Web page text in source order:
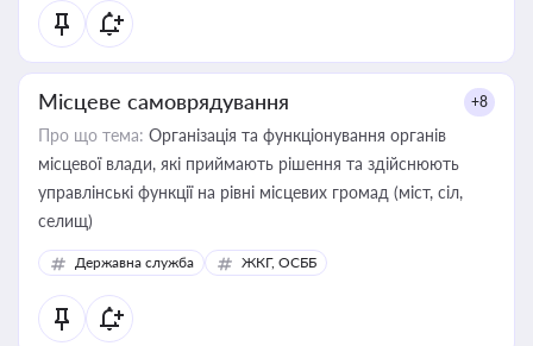
Місцеве самоврядування +8
Про що тема: Організація та функціонування органів
місцевої влади, які приймають рішення та здійснюють
управлінські функції на рівні місцевих громад (міст, сіл,
селищ)
Державна служба ЖКГ, ОСББ